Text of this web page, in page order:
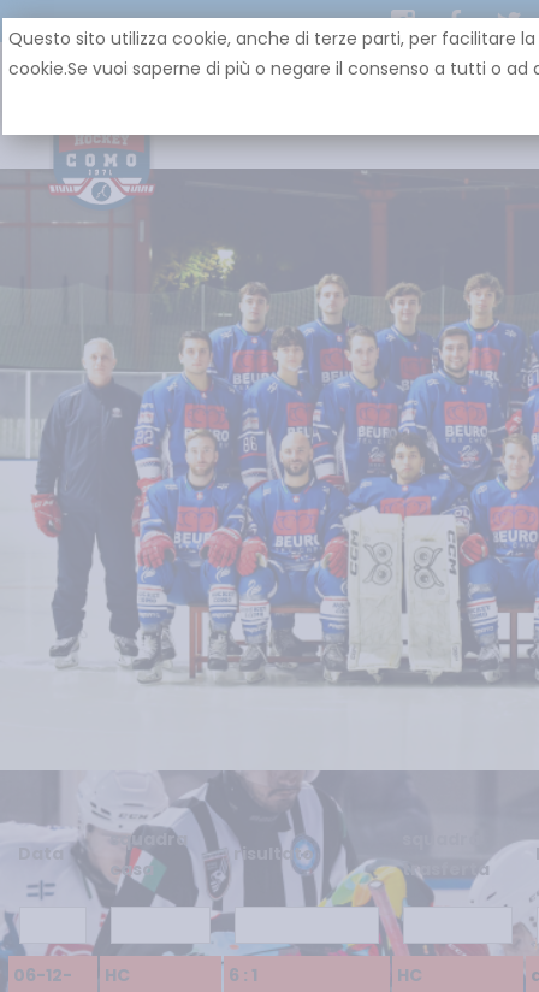
Data
squadra
casa
risultato
trasferta
06-12-
HC
6 : 1
HC
Questo sito utilizza cookie, anche di terze parti, per facilitare
cookie.Se vuoi saperne di più o negare il consenso a tutti o ad